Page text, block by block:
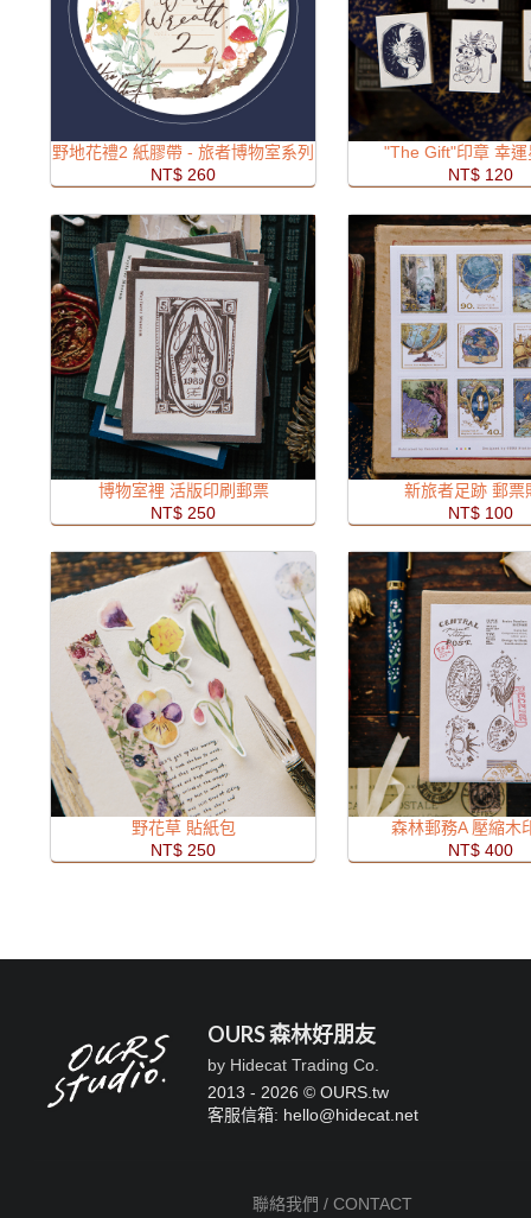
野地花禮2 紙膠帶 - 旅者博物室系列
NT$ 260
"The Gift"印章 幸運
NT$ 120
博物室裡 活版印刷郵票
NT$ 250
新旅者足跡 郵票
NT$ 100
野花草 貼紙包
NT$ 250
森林郵務A 壓縮木
NT$ 400
OURS 森林好朋友
by Hidecat Trading Co.
2013 - 2026 © OURS.tw
客服信箱: hello@hidecat.net
聯絡我們 / CONTACT